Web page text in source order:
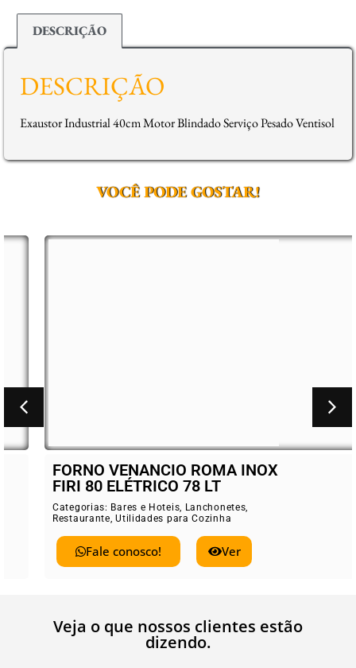
DESCRIÇÃO
DESCRIÇÃO
Exaustor Industrial 40cm Motor Blindado Serviço Pesado Ventisol
VOCÊ PODE GOSTAR!
FORNO VENANCIO ROMA INOX
FIRI 80 ELÉTRICO 78 LT
Categorias:Bares e Hoteis ,Lanchonetes,
Restaurante,Utilidades para Cozinha
Fale conosco!
Veja o que nossos clientes estão
dizendo.